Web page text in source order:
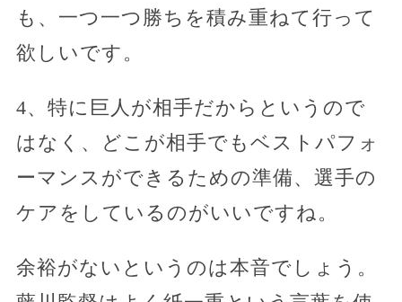
も、一つ一つ勝ちを積み重ねて行って
欲しいです。
4、特に巨人が相手だからというので
はなく、どこが相手でもベストパフォ
ーマンスができるための準備、選手の
ケアをしているのがいいですね。
余裕がないというのは本音でしょう。